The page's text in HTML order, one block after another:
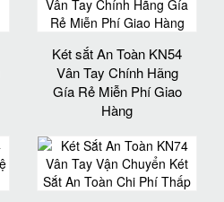
Két sắt An Toàn KN54
Vân Tay Chính Hãng
Gía Rẻ Miễn Phí Giao
Hàng